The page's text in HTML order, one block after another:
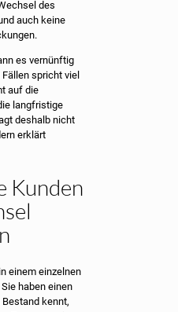
des
auch keine
es vernünftig
spricht viel
auf die
langfristige
deshalb nicht
erklärt
Kunden
einem einzelnen
haben einen
kennt,